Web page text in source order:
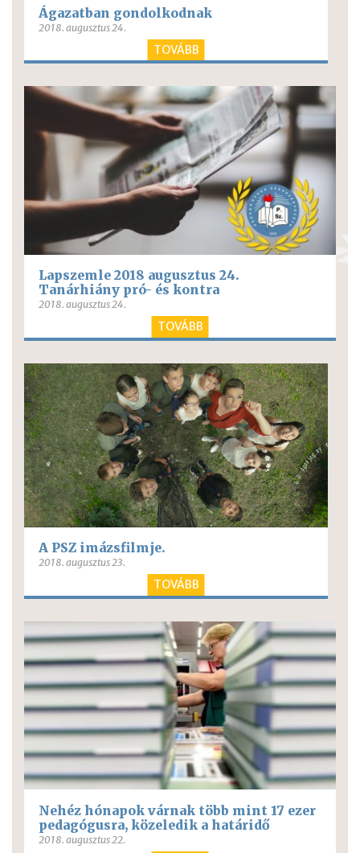
Ágazatban gondolkodnak
2018. augusztus 24.
TOVÁBB
Lapszemle 2018 augusztus 24.
Tanárhiány pró- és kontra
2018. augusztus 24.
TOVÁBB
A PSZ imázsfilmje.
2018. augusztus 23.
TOVÁBB
Nehéz hónapok várnak több mint 17 ezer
pedagógusra, közeledik a határidő
2018. augusztus 22.